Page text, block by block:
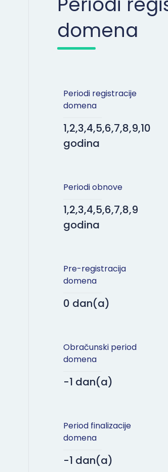
domena
Periodi registracije
domena
1,2,3,4,5,6,7,8,9,10
godina
Periodi obnove
1,2,3,4,5,6,7,8,9
godina
Pre-registracija
domena
0 dan(a)
Obračunski period
domena
-1 dan(a)
Period finalizacije
domena
-1 dan(a)